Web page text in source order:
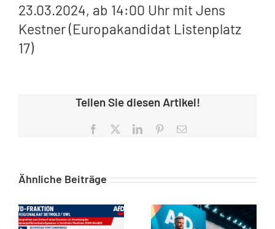
23.03.2024, ab 14:00 Uhr mit Jens
Kestner (Europakandidat Listenplatz
17)
Teilen Sie diesen Artikel!
Facebook LinkedInPinterest
E-
Ähnliche Beiträge